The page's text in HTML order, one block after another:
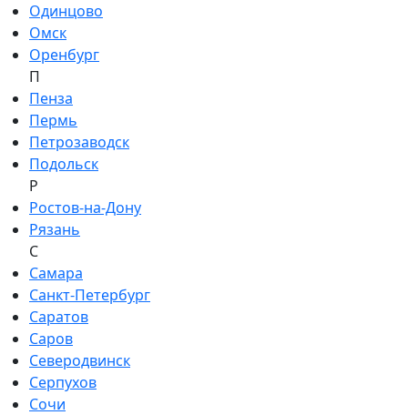
Одинцово
Омск
Оренбург
П
Пенза
Пермь
Петрозаводск
Подольск
Р
Ростов-на-Дону
Рязань
С
Самара
Санкт-Петербург
Саратов
Саров
Северодвинск
Серпухов
Сочи